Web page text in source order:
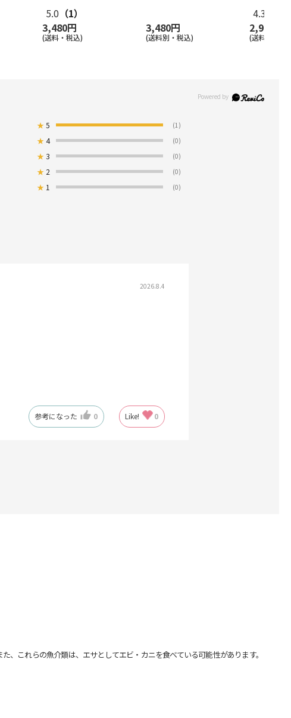
5.0 （1）
3,480円
(送料・税込)
3,480円
(送料別・税込)
4.3
2,980円
(送料・税込)
★5 (1)
★4 (0)
★3 (0)
★ 2 (0)
★ 1 (0)
2026.8.4
参考になった 0 Like! 0
これらの魚介類は、エサとしてエビ・カニを食べている可能性があります。